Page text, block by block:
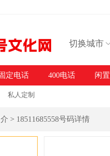
切换城市
私人定制
定电话 400电话 闲
> 18511685558号码详情